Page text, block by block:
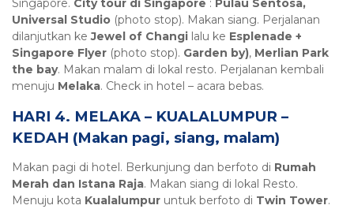
Singapore. City tour di Singapore : Pulau Sentosa,
Universal Studio (photo stop). Makan siang. Perjalanan
dilanjutkan keJewel of Changi lalu ke Esplenade +
Singapore Flyer (photo stop). Garden by), Merlian Park
the bay. Makan malam di lokal resto. Perjalanan kembali
menuju Melaka. Check in hotel – acara bebas.
HARI 4. MELAKA – KUALALUMPUR –
KEDAH (Makan pagi, siang, malam)
Makan pagi di hotel. Berkunjung dan berfoto di Rumah
Merah dan Istana Raja. Makan siang di lokal Resto.
Menuju kota Kualalumpur untuk berfoto di Twin Tower.